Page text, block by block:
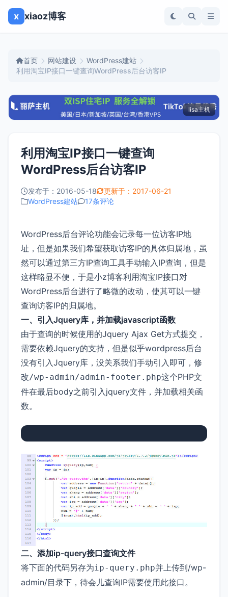
x xiaoz博客
首页 网站建设
WordPress建站
利用淘宝IP接口一键查询WordPress后台访客IP
lisa主机
利用淘宝IP接口一键查询
WordPress后台访客IP
发布于：2016-05-18
更新于：2017-06-21
WordPress建站
17条评论
WordPress后台评论功能会记录每一位访客IP地
址，但是如果我们希望获取访客IP的具体归属地，虽
然可以通过第三方IP查询工具手动输入IP查询，但是
这样略显不便，于是小z博客利用淘宝IP接口对
WordPress后台进行了略微的改动，使其可以一键
查询访客IP的归属地。
一、引入Jquery库，并加载javascript函数
由于查询的时候使用的Jquery Ajax Get方式提交，
需要依赖Jquery的支持，但是似乎wordpress后台
没有引入Jquery库，没关系我们手动引入即可，修
改/wp-admin/admin-footer.php这个PHP文
件在最后body之前引入jquery文件，并加载相关函
数。
二、添加ip-query接口查询文件
将下面的代码另存为ip-query.php并上传到/wp-
admin/目录下，待会儿查询IP需要使用此接口。